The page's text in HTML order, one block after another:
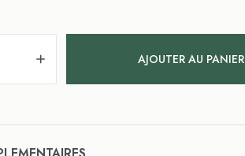
AJOUTER AU PANIER